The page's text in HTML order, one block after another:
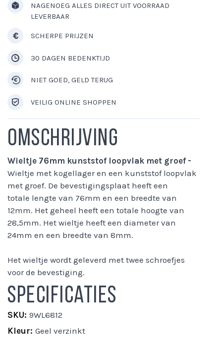
NAGENOEG ALLES DIRECT UIT VOORRAAD
LEVERBAAR
SCHERPE PRIJZEN
30 DAGEN BEDENKTIJD
NIET GOED, GELD TERUG
VEILIG ONLINE SHOPPEN
Omschrijving
Wieltje 76mm kunststof loopvlak met groef -
Wieltje met kogellager en een kunststof loopvlak
met groef. De bevestigingsplaat heeft een
totale lengte van 76mm en een breedte van
12mm. Het geheel heeft een totale hoogte van
28,5mm. Het wieltje heeft een diameter van
24mm en een breedte van 8mm.
Het wieltje wordt geleverd met twee schroefjes
voor de bevestiging.
Specificaties
Meer
informatie
9WL6812
Geel verzinkt